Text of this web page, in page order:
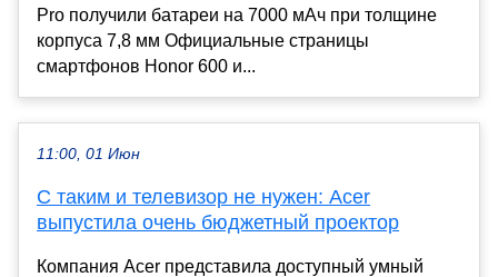
Pro получили батареи на 7000 мАч при толщине
корпуса 7,8 мм Официальные страницы
смартфонов Honor 600 и...
11:00, 01 Июн
С таким и телевизор не нужен: Acer
выпустила очень бюджетный проектор
Компания Acer представила доступный умный